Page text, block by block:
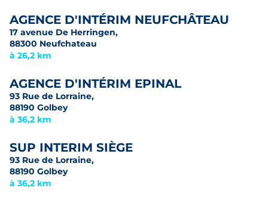
AGENCE D'INTÉRIM NEUFCHÂTEAU
17 avenue De Herringen,
88300 Neufchateau
à 26,2 km
AGENCE D'INTÉRIM EPINAL
93 Rue de Lorraine,
88190 Golbey
à 36,2 km
SUP INTERIM SIÈGE
93 Rue de Lorraine,
88190 Golbey
à 36,2 km